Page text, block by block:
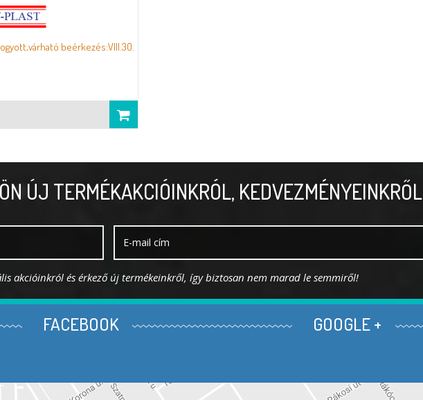
beérkezés:VIII.30.
ÚJ TERMÉKAKCIÓINKRÓL, KEDVEZMÉNYEINKRŐL
akcióinkról és érkező új termékeinkről, így biztosan nem marad le semmiről!
FACEBOOK GOOGLE +